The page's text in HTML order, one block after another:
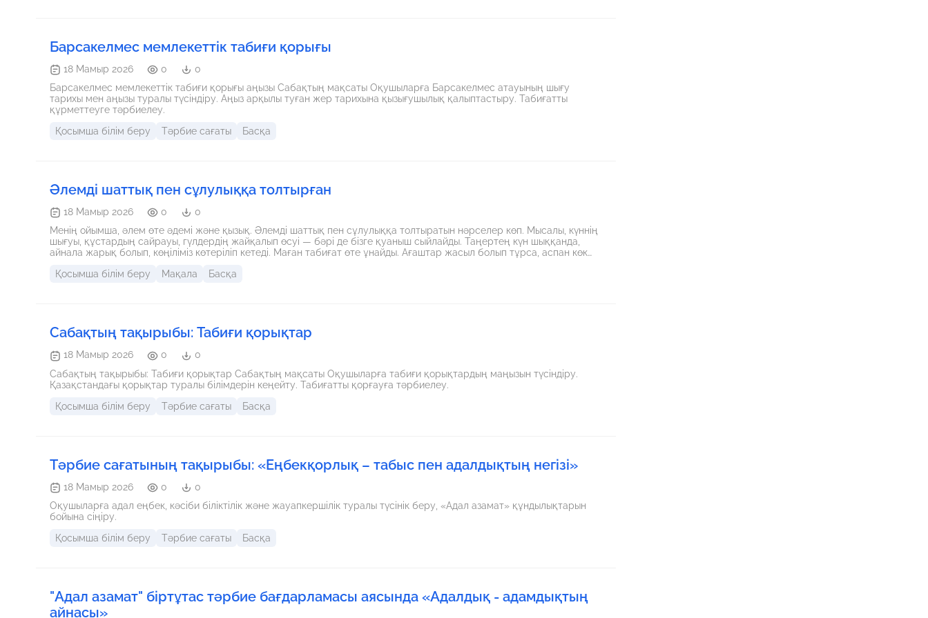
Барсакелмес мемлекеттік табиғи қорығы
18 Мамыр 2026 0
0
Барсакелмес мемлекеттік табиғи қорығы аңызы Сабақтың мақсаты Оқушыларға Барсакелмес атауының шығу
тарихы мен аңызы туралы түсіндіру. Аңыз арқылы туған жер тарихына қызығушылық қалыптастыру. Табиғатты
құрметтеуге тәрбиелеу.
Қосымша білім беру
Тәрбие сағаты Басқа
Әлемді шаттық пен сұлулыққа толтырған
18 Мамыр 2026 0
0
Менің ойымша, әлем өте әдемі және қызық. Әлемді шаттық пен сұлулыққа толтыратын нәрселер көп. Мысалы, күннің
шығуы, құстардың сайрауы, гүлдердің жайқалып өсуі — бәрі де бізге қуаныш сыйлайды. Таңертең күн шыққанда,
айнала жарық болып, көңіліміз көтеріліп кетеді. Маған табиғат өте ұнайды. Ағаштар жасыл болып тұрса, аспан көк
Қосымша білім беру
Мақала Басқа
Сабақтың тақырыбы: Табиғи қорықтар
18 Мамыр 2026 0
0
Сабақтың тақырыбы: Табиғи қорықтар Сабақтың мақсаты Оқушыларға табиғи қорықтардың маңызын түсіндіру.
Қазақстандағы қорықтар туралы білімдерін кеңейту. Табиғатты қорғауға тәрбиелеу.
Қосымша білім беру
Тәрбие сағаты Басқа
Тәрбие сағатының тақырыбы: «Еңбекқорлық – табыс пен адалдықтың негізі»
18 Мамыр 2026 0
0
Оқушыларға адал еңбек, кәсіби біліктілік және жауапкершілік туралы түсінік беру, «Адал азамат» құндылықтарын
бойына сіңіру.
Қосымша білім беру
Тәрбие сағаты Басқа
"Адал азамат" біртұтас тәрбие бағдарламасы аясында «Адалдық - адамдықтың
айнасы»